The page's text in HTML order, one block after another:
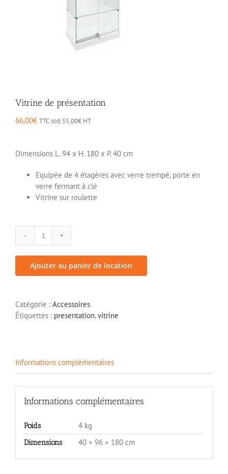
Vitrine de présentation
66,00€ TTC soit 55,00€ HT
Dimensions L. 94 x H. 180 x P. 40 cm
Equipée de 4 étagères avec verre trempé, porte en
verre fermant à clé
Vitrine sur roulette
quantité
Vitrine
de
Ajouter au panier de location
Catégorie : Accessoires
Étiquettes : presentation,vitrine
Informations complémentaires
Informations complémentaires
Poids 4 kg
Dimensions 40 × 96 × 180 cm